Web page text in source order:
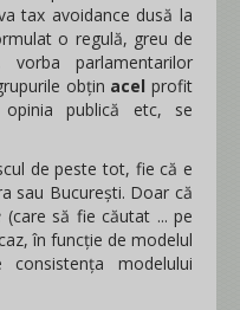
tax avoidance dusă la
o regulă, greu de
vorba parlamentarilor
obțin acel profit
publică etc, se
de peste tot, fie că e
sau București. Doar că
(care să fie căutat ... pe
în funcție de modelul
modelului